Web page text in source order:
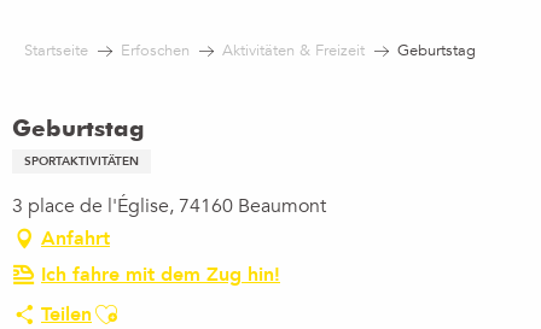
Startseite Erfoschen Aktivitäten & Freizeit Geburtstag
Geburtstag
SPORTAKTIVITÄTEN
3 place de l'Église, 74160 Beaumont
Anfahrt
Ich fahre mit dem Zug hin!
TeilenAjouter aux favoris